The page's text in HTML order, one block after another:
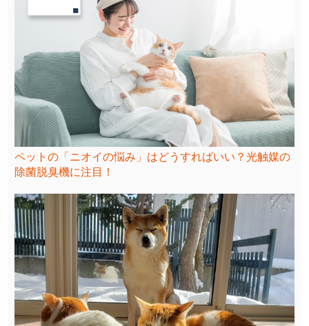
ペットの「ニオイの悩み」はどうすればいい？光触媒の
除菌脱臭機に注目！